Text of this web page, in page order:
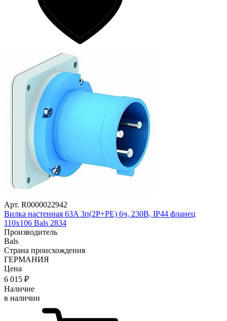
Арт. R0000022942
Вилка настенная 63A 3п(2P+PE) 6ч, 230В, IP44 фланец
110х106 Bals 2834
Производитель
Bals
Страна происхождения
ГЕРМАНИЯ
Цена
6 015 ₽
Наличие
в наличии